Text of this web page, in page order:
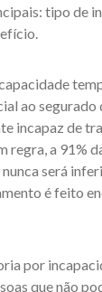
tipo de
ao segurado
incapaz de
regra, a 91%
será
é feito
por
que não